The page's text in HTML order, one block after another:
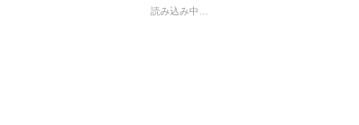
読み込み中…